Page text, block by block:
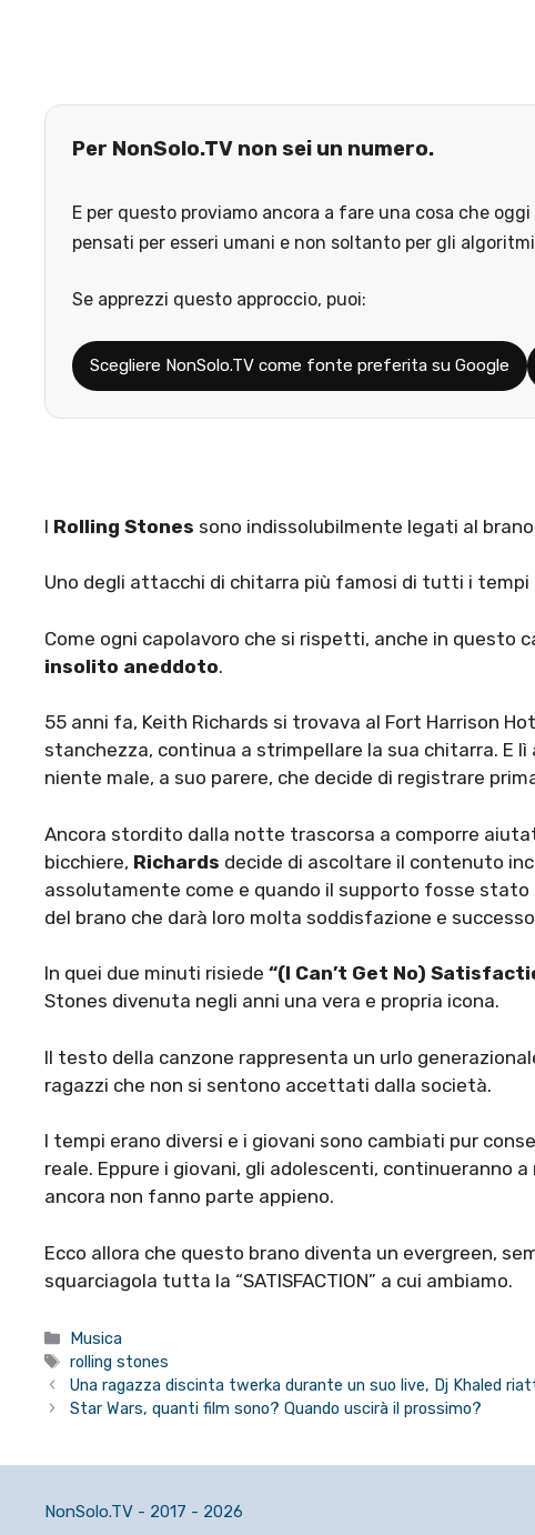
Per NonSolo.TV non sei un numero.
E per questo proviamo ancora a fare una cosa che
pensati per esseri umani e non soltanto per gli
Se apprezzi questo approccio, puoi:
Scegliere NonSolo.TV come fonte preferita su Google
I Rolling Stones sono indissolubilmente legati al brano
Uno degli attacchi di chitarra più famosi di tutti i tempi
Come ogni capolavoro che si rispetti, anche in questo
insolito aneddoto.
55 anni fa, Keith Richards si trovava al Fort Harrison
stanchezza, continua a strimpellare la sua chitarra. E
niente male, a suo parere, che decide di registrare
Ancora stordito dalla notte trascorsa a comporre
bicchiere, Richards decide di ascoltare il contenuto
assolutamente come e quando il supporto fosse
del brano che darà loro molta soddisfazione e
In quei due minuti risiede “(I Can’t Get No)
Stones divenuta negli anni una vera e propria icona.
Il testo della canzone rappresenta un urlo
ragazzi che non si sentono accettati dalla società.
I tempi erano diversi e i giovani sono cambiati pur
reale. Eppure i giovani, gli adolescenti, continueranno
ancora non fanno parte appieno.
Ecco allora che questo brano diventa un evergreen,
squarciagola tutta la “SATISFACTION” a cui ambiamo.
Categorie
Musica
Tag
rolling stones
Una ragazza discinta twerka durante un suo live, Dj Khaled
Star Wars, quanti film sono? Quando uscirà il prossimo?
NonSolo.TV - 2017 - 2026